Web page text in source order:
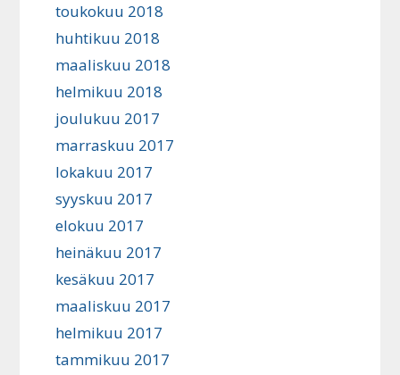
toukokuu 2018
huhtikuu 2018
maaliskuu 2018
helmikuu 2018
joulukuu 2017
marraskuu 2017
lokakuu 2017
syyskuu 2017
elokuu 2017
heinäkuu 2017
kesäkuu 2017
maaliskuu 2017
helmikuu 2017
tammikuu 2017